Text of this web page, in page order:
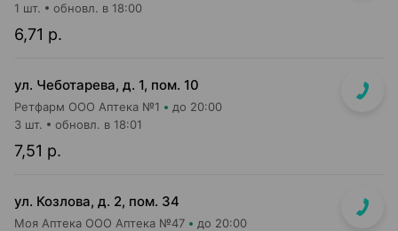
6,71 р.
1 шт. обновл. в 18:00
ул. Чеботарева, д. 1, пом. 10
Ретфарм ООО Аптека №1 до 20:00
7,51 р.
3 шт. обновл. в 18:01
ул. Козлова, д. 2, пом. 34
Моя Аптека ООО Аптека №47 до 20:00